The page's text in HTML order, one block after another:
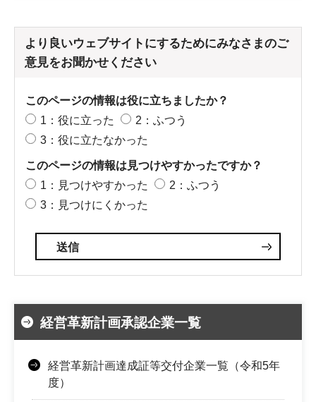
より良いウェブサイトにするためにみなさまのご
意見をお聞かせください
このページの情報は役に立ちましたか？
1：役に立った
2：ふつう
3：役に立たなかった
このページの情報は見つけやすかったですか？
1：見つけやすかった
2：ふつう
3：見つけにくかった
経営革新計画承認企業一覧
経営革新計画達成証等交付企業一覧（令和5年
度）